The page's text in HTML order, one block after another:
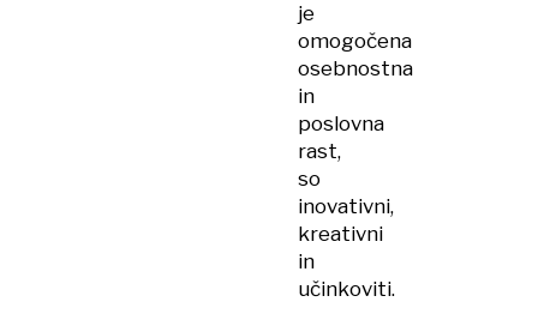
je
omogočena
osebnostna
in
poslovna
rast,
so
inovativni,
kreativni
in
učinkoviti.